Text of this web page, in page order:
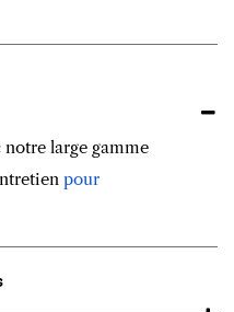
large gamme
pour